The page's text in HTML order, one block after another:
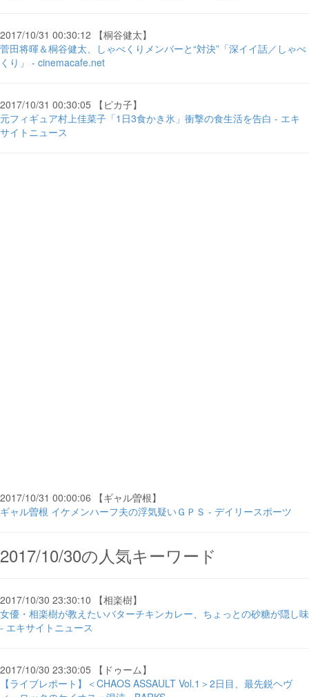
2017/10/31 00:30:12 【桐谷健太】
菅田将暉＆桐谷健太、しゃべくりメンバーと“対決”「深イイ話／しゃべ
くり」 - cinemacafe.net
2017/10/31 00:30:05 【ピカ子】
元フィギュア村上佳菜子「1日3食かき氷」衝撃の食生活を告白 - エキ
サイトニュース
2017/10/31 00:00:06 【ギャル曽根】
ギャル曽根 イケメンハーフ夫の浮気疑いＧＰＳ - デイリースポーツ
2017/10/30の人気キーワード
2017/10/30 23:30:10 【相楽樹】
女優・相楽樹が教えたいバターチキンカレー、ちょっとの砂糖が隠し味
- エキサイトニュース
2017/10/30 23:30:05 【ドゥーム】
【ライブレポート】＜CHAOS ASSAULT Vol.1＞2日目、最先鋭ヘヴ